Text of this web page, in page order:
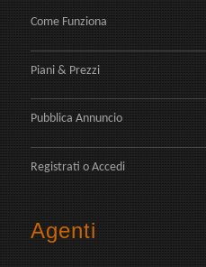
Come Funziona
Piani & Prezzi
Pubblica Annuncio
Registrati o Accedi
Agenti